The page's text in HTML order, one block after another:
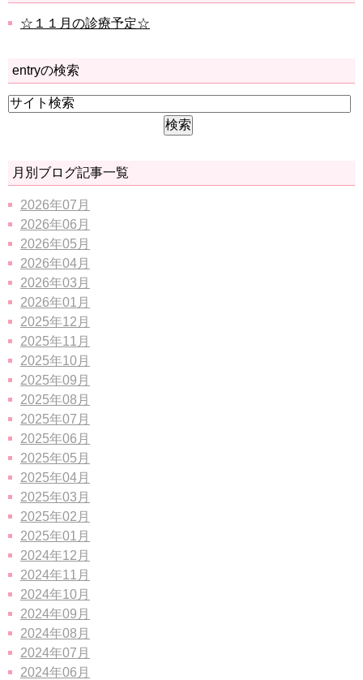
☆１１月の診療予定☆
entryの検索
月別ブログ記事一覧
2026年07月
2026年06月
2026年05月
2026年04月
2026年03月
2026年01月
2025年12月
2025年11月
2025年10月
2025年09月
2025年08月
2025年07月
2025年06月
2025年05月
2025年04月
2025年03月
2025年02月
2025年01月
2024年12月
2024年11月
2024年10月
2024年09月
2024年08月
2024年07月
2024年06月